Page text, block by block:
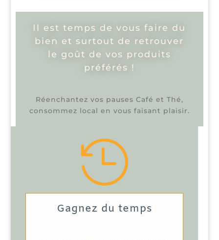
Il est temps de vous faire du
bien et surtout de retrouver
le goût de vos produits
préférés !
Réenchantez vos pauses Café et Thé,
consommez local en vous faisant plaisir.

Gagnez du temps